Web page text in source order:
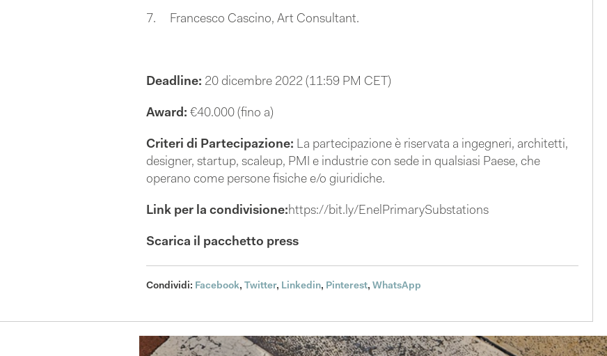
7. Francesco Cascino, Art Consultant.
Deadline: 20 dicembre 2022 (11:59 PM CET)
Award: €40.000 (fino a)
Criteri di Partecipazione: La partecipazione è riservata a ingegneri, architetti,
designer, startup, scaleup, PMI e industrie con sede in qualsiasi Paese, che
operano come persone fisiche e/o giuridiche.
Link per la condivisione:https://bit.ly/EnelPrimarySubstations
Scarica il pacchetto press
Condividi: Facebook, Twitter, Linkedin, Pinterest, WhatsApp